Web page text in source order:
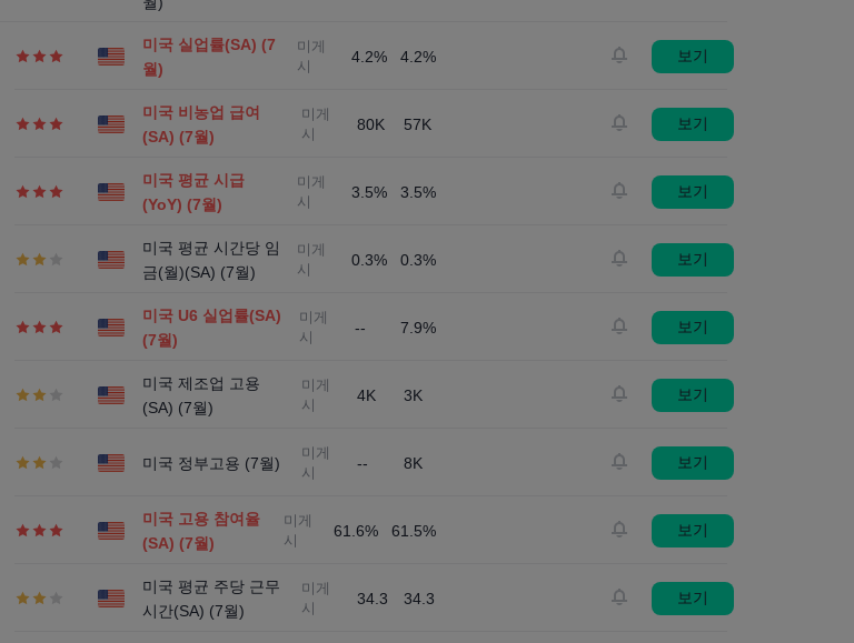
미국 실업률(SA) (7
월)
미게
시
4.2% 4.2% 보기
미국 비농업 급여
(SA) (7월)
미게
시
80K 57K 보기
미국 평균 시급
(YoY) (7월)
미게
시
3.5% 3.5% 보기
미국 평균 시간당 임
금(월)(SA) (7월)
미게
시
0.3% 0.3% 보기
미국 U6 실업률(SA)
(7월)
미게
시
-- 7.9% 보기
미국 제조업 고용
(SA) (7월)
미게
시
4K 3K 보기
미국 정부고용 (7월)
미게
시
-- 8K 보기
미국 고용 참여율
(SA) (7월)
미게
시
61.6% 61.5% 보기
미국 평균 주당 근무
시간(SA) (7월)
미게
시
34.3 34.3 보기